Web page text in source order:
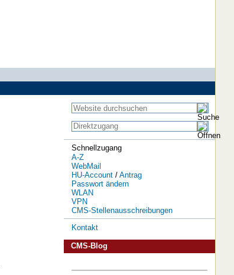
Schnellzugang
A-Z
WebMail
HU-Account/ Antrag
Passwort ändern
WLAN
VPN
CMS-Stellenausschreibungen
Kontakt
CMS-Blog